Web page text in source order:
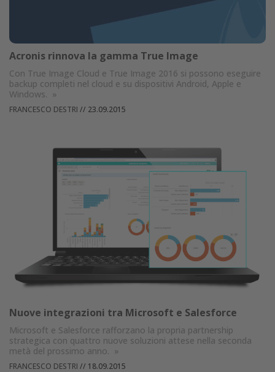
Acronis rinnova la gamma True Image
Con True Image Cloud e True Image 2016 si possono eseguire
backup completi nel cloud e su dispositivi Android, Apple e
Windows. »
FRANCESCO DESTRI // 23.09.2015
Nuove integrazioni tra Microsoft e Salesforce
Microsoft e Salesforce rafforzano la propria partnership
strategica con quattro nuove soluzioni attese nella seconda
metà del prossimo anno. »
FRANCESCO DESTRI // 18.09.2015